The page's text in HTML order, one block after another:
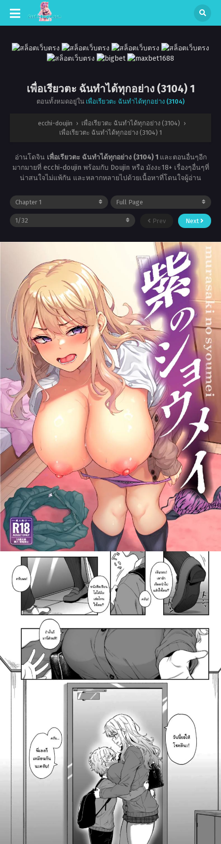
เพื่อเรียวตะ ฉันทำได้ทุกอย่าง (3104) 1
ตอนทั้งหมดอยู่ใน เพื่อเรียวตะ ฉันทำได้ทุกอย่าง (3104)
ecchi-doujin › เพื่อเรียวตะ ฉันทำได้ทุกอย่าง (3104) ›
เพื่อเรียวตะ ฉันทำได้ทุกอย่าง (3104) 1
อ่านโดจิน เพื่อเรียวตะ ฉันทำได้ทุกอย่าง (3104) 1 และตอนอื่นๆอีก
มากมายที่ ecchi-doujin พร้อมกับ Doujin หรือ มังงะ18+ เรื่องๆอื่นๆที่
น่าสนใจไม่แพ้กัน และหลากหลายไปด้วยเนื้อหาที่โดนใจผู้อ่าน
Prev Next